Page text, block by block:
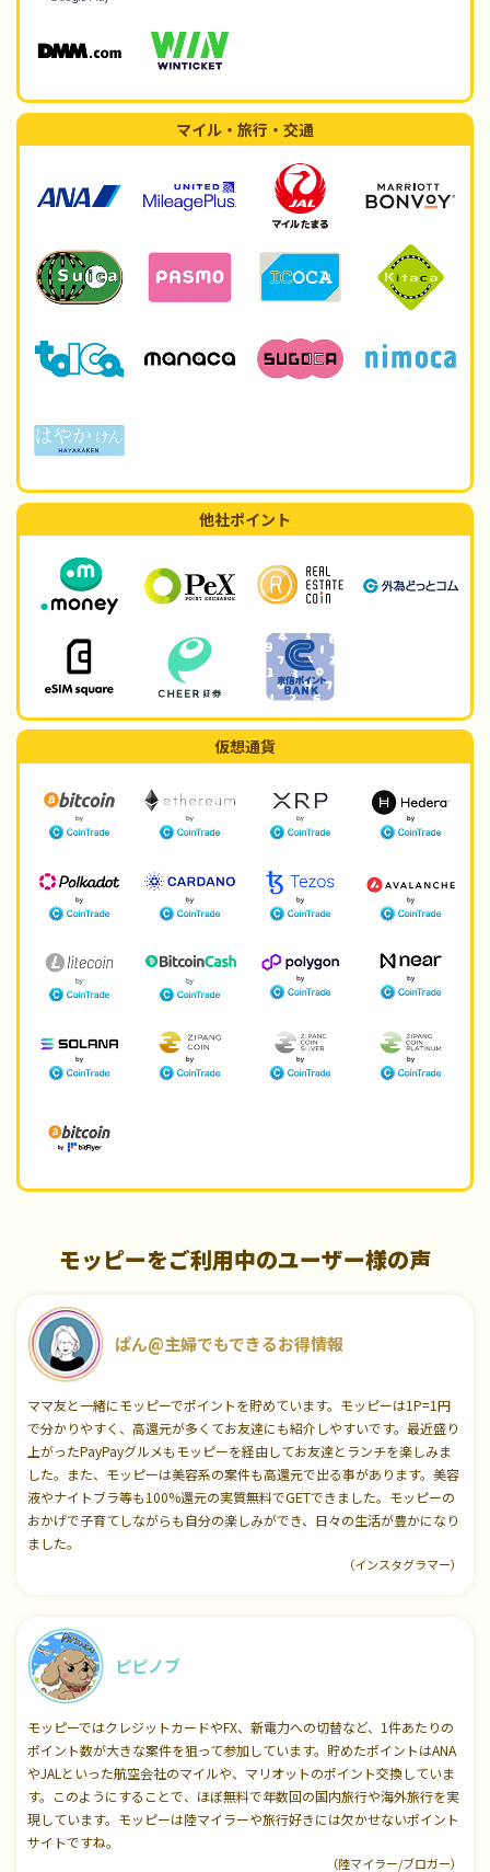
マイル・旅行・交通
他社ポイント
仮想通貨
モッピーをご利用中のユーザー様の声
ぱん@主婦でもできるお得情報
ママ友と一緒にモッピーでポイントを貯めています。モッピーは1P=1円
で分かりやすく、高還元が多くてお友達にも紹介しやすいです。最近盛り
上がったPayPayグルメもモッピーを経由してお友達とランチを楽しみま
した。また、モッピーは美容系の案件も高還元で出る事があります。美容
液やナイトブラ等も100%還元の実質無料でGETできました。モッピーの
おかげで子育てしながらも自分の楽しみができ、日々の生活が豊かになり
ました。
（インスタグラマー）
ピピノブ
モッピーではクレジットカードやFX、新電力への切替など、1件あたりの
ポイント数が大きな案件を狙って参加しています。貯めたポイントはANA
やJALといった航空会社のマイルや、マリオットのポイント交換していま
す。このようにすることで、ほぼ無料で年数回の国内旅行や海外旅行を実
現しています。モッピーは陸マイラーや旅行好きには欠かせないポイント
サイトですね。
（陸マイラー/ブロガー）